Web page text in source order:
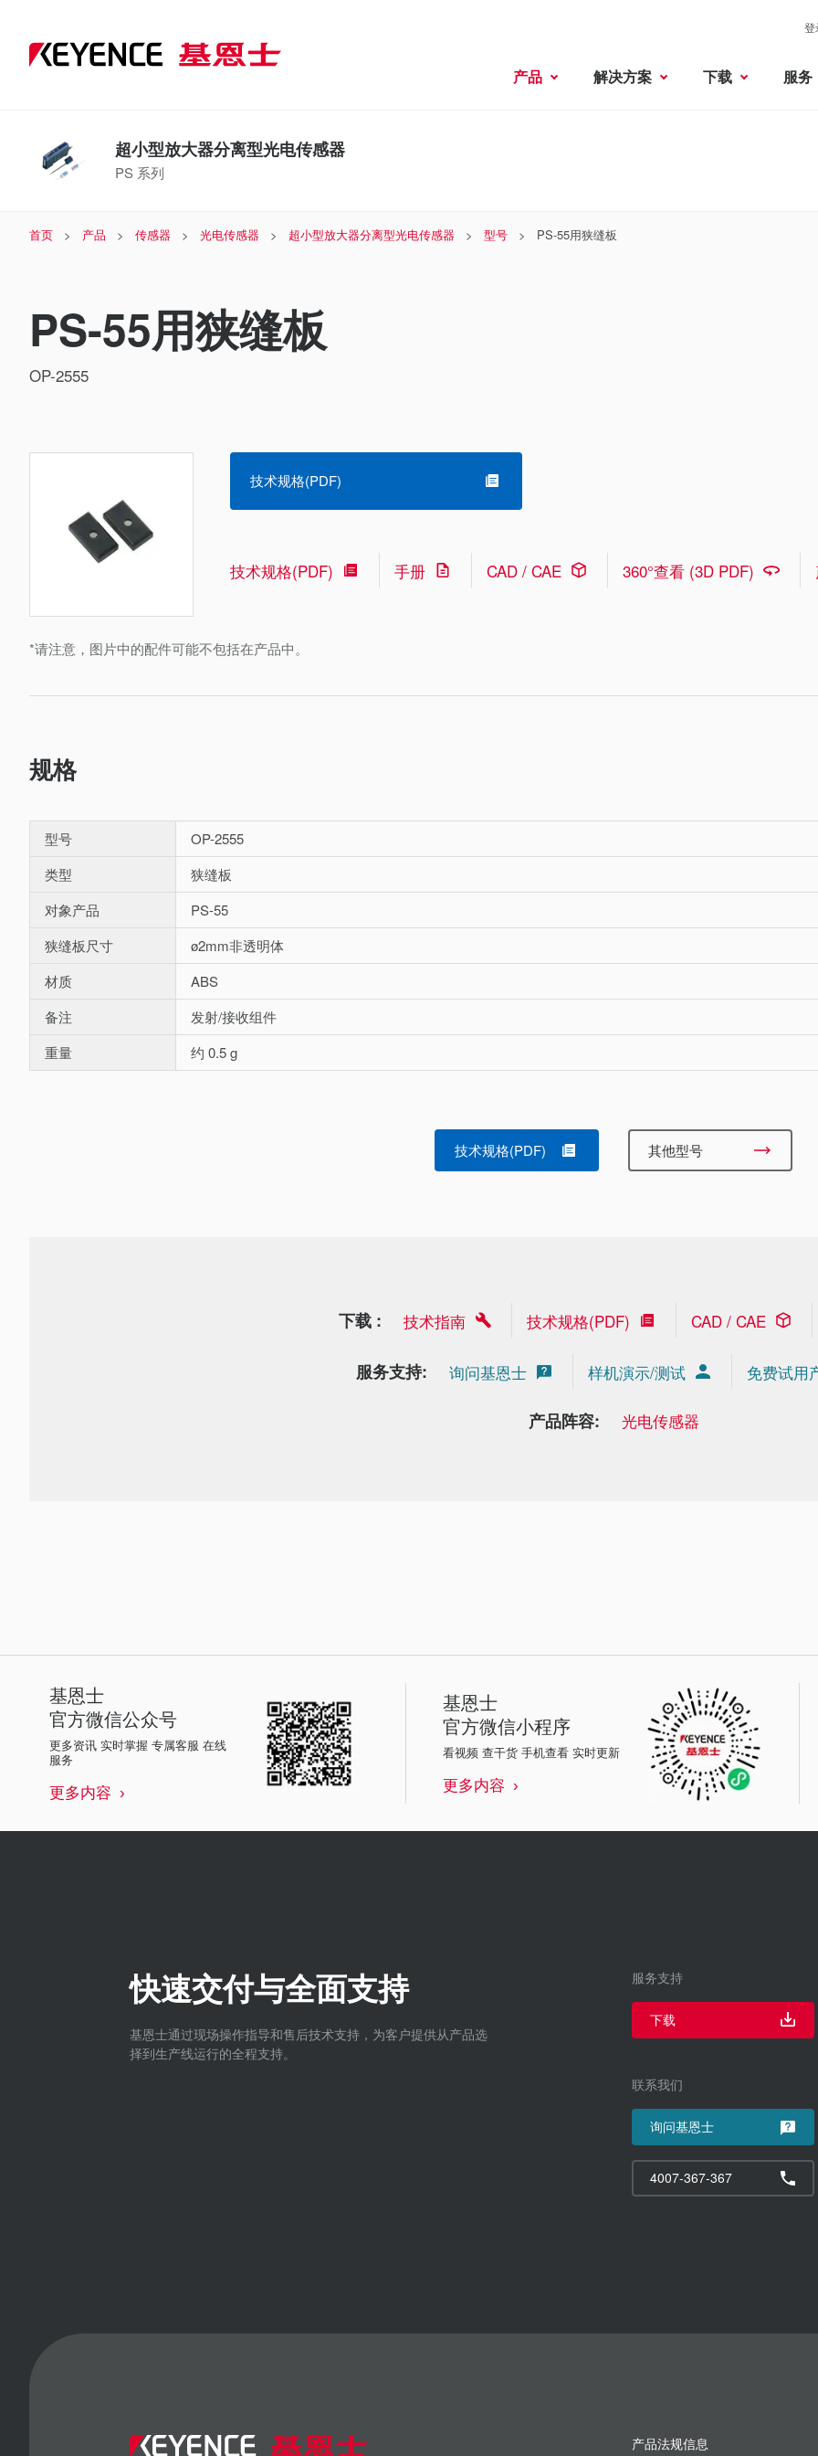
登
产品 解决方案 下载 服务
超小型放大器分离型光电传感器
PS 系列
首页 产品 传感器 光电传感器 超小型放大器分离型光电传感器 型号 PS-55用狭缝板
PS-55用狭缝板
OP-2555
*请注意，图片中的配件可能不包括在产品中。
技术规格(PDF)
技术规格(PDF) 手册 CAD / CAE 360°查看 (3D PDF)
规格
型号
OP-2555
类型
狭缝板
对象产品
PS-55
狭缝板尺寸
ø2mm非透明体
材质
ABS
备注
发射/接收组件
重量
约 0.5 g
技术规格(PDF) 其他型号
下载 : 技术指南 技术规格(PDF) CAD / CAE
服务支持: 询问基恩士 样机演示/测试 免费试用
产品阵容: 光电传感器
基恩士
官方微信公众号
更多资讯 实时掌握 专属客服 在线
服务
更多内容
基恩士
官方微信小程序
看视频 查干货 手机查看 实时更新
更多内容
快速交付与全面支持
基恩士通过现场操作指导和售后技术支持，为客户提供从产品选
择到生产线运行的全程支持。
服务支持
下载
联系我们
询问基恩士
4007-367-367
产品法规信息